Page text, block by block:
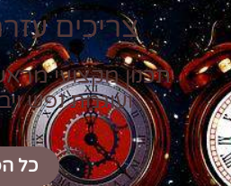
צריכים
תכנון מקצועי
ועוגמת נפש
כל